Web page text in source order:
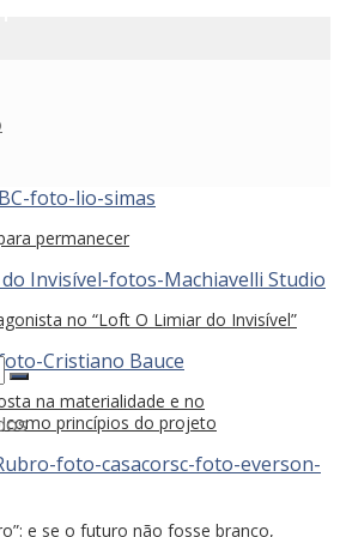
permanecer
no “Loft O Limiar do Invisível”
na materialidade e no
princípios do projeto
e se o futuro não fosse branco,